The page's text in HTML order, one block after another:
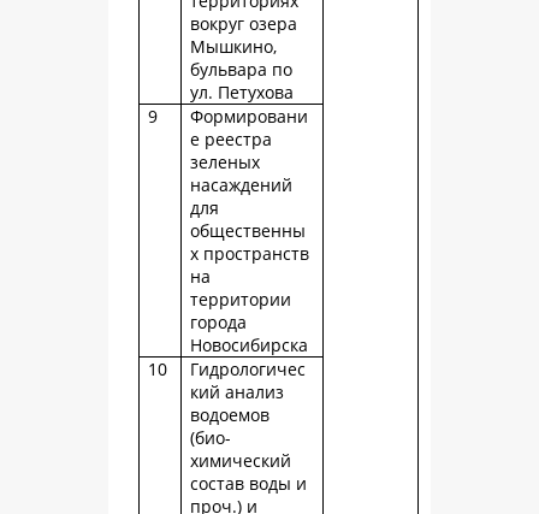
вокруг озера
Мышкино,
бульвара по
ул. Петухова
9
Формировани
е реестра
зеленых
насаждений
для
общественны
х пространств
на
территории
города
Новосибирска
10
Гидрологичес
кий анализ
водоемов
(био-
химический
состав воды и
проч.) и